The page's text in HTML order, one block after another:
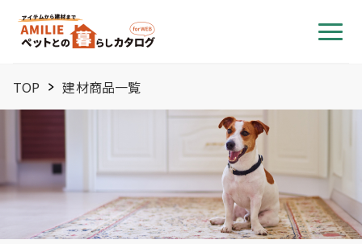
TOP 建材商品一覧